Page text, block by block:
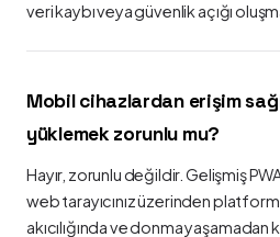
veri kaybı veya güvenlik açığı
Mobil cihazlardan erişim
yüklemek zorunlu mu?
Hayır, zorunlu değildir. Gelişmiş
web tarayıcınız üzerinden
akıcılığında ve donma yaşamadan